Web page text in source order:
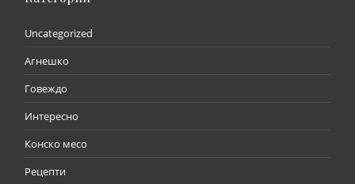
Uncategorized
Агнешко
Говеждо
Интересно
Конско месо
Рецепти